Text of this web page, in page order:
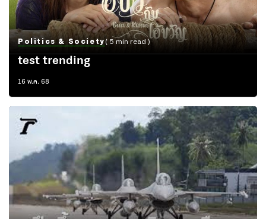
Politics & Society ( 5 min read )
test trending
16 พ.ค. 68